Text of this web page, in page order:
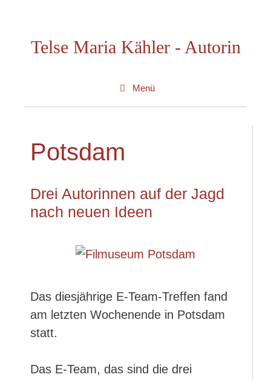
springenTelse Maria Kähler - Autorin
Menü
Potsdam
Drei Autorinnen auf der Jagd
nach neuen Ideen
Das diesjährige E-Team-Treffen fand
am letzten Wochenende in Potsdam
statt.
Das E-Team, das sind die drei